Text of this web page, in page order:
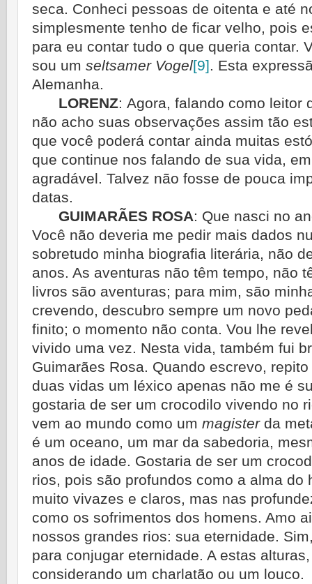
seca. Conheci pessoas de oitenta e até
simplesmente tenho de ficar velho, pois
para eu contar tudo o que queria contar.
sou um seltsamer Vogel[9]. Esta
Alemanha.
LORENZ: Agora, falando como leitor
não acho suas observações assim tão
que você poderá contar ainda muitas
que continue nos falando de sua vida,
agra­dável. Talvez não fosse de pouca
datas.
GUIMARÃES ROSA: Que nasci no
Você não deveria me pedir mais dados
sobretudo minha biografia literária, não
anos. As aventuras não têm tempo, não
livros são aventuras; para mim, são
crevendo, descubro sempre um novo
finito; o momento não conta. Vou lhe
vivido uma vez. Nesta vida, também fui
Guimarães Rosa. Quando escrevo,
duas vidas um léxico apenas não me é
gostaria de ser um crocodilo vivendo no
vem ao mundo como um magister da
é um oceano, um mar da sabedoria,
anos de idade. Gostaria de ser um
rios, pois são profundos como a alma do
muito vivazes e claros, mas nas
como os sofrimentos dos homens. Amo
nossos grandes rios: sua eternidade.
para conjugar eternidade. A estas
considerando um charlatão ou um louco.